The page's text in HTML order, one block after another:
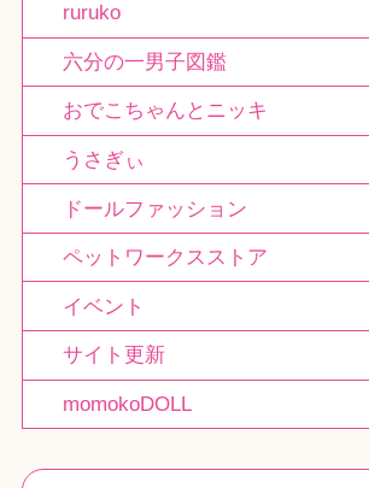
ruruko
六分の一男子図鑑
おでこちゃんとニッキ
うさぎぃ
ドールファッション
ペットワークスストア
イベント
サイト更新
momokoDOLL